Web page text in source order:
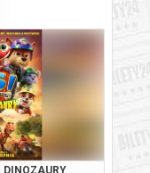
DINOZAURY